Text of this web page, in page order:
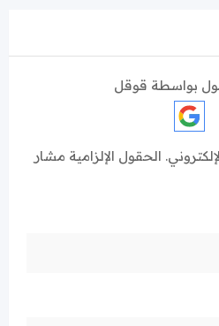
بواسطة قوقل
الحقول الإلزامية مشار